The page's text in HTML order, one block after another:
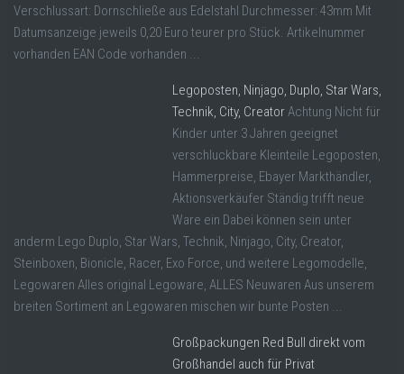
Verschlussart: Dornschließe aus Edelstahl Durchmesser: 43mm Mit
Datumsanzeige jeweils 0,20 Euro teurer pro Stück. Artikelnummer
vorhanden EAN Code vorhanden ...
Legoposten, Ninjago, Duplo, Star Wars,
Technik, City, CreatorAchtung Nicht für
Kinder unter 3 Jahren geeignet
verschluckbare Kleinteile Legoposten,
Hammerpreise, Ebayer Markthändler,
Aktionsverkäufer Ständig trifft neue
Ware ein Dabei können sein unter
anderm Lego Duplo, Star Wars, Technik, Ninjago, City, Creator,
Steinboxen, Bionicle, Racer, Exo Force, und weitere Legomodelle,
Legowaren Alles original Legoware, ALLES Neuwaren Aus unserem
breiten Sortiment an Legowaren mischen wir bunte Posten ...
Großpackungen Red Bull direkt vom
Großhandel auch für Privat